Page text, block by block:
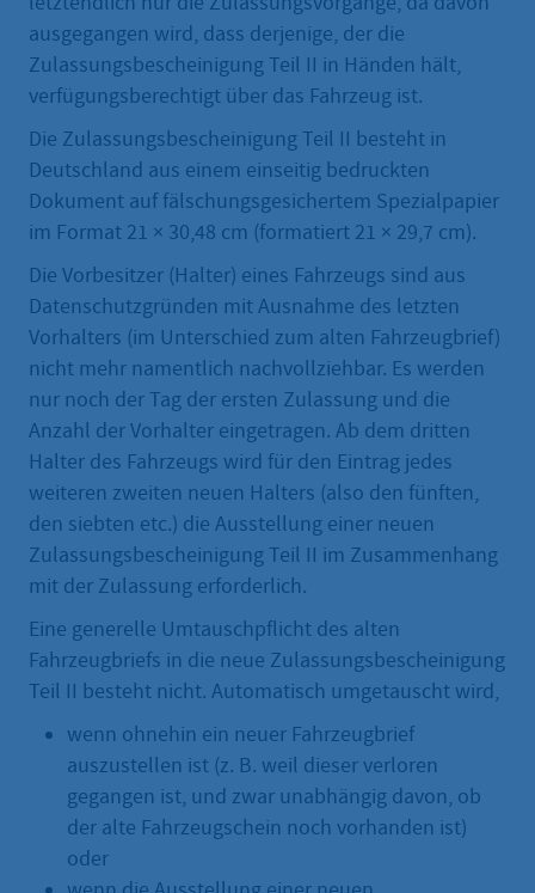
ausgegangen wird, dass derjenige, der die
Zulassungsbescheinigung Teil II in Händen hält,
verfügungsberechtigt über das Fahrzeug ist.
Die Zulassungsbescheinigung Teil II besteht in
Deutschland aus einem einseitig bedruckten
Dokument auf fälschungsgesichertem Spezialpapier
im Format 21 × 30,48 cm (formatiert 21 × 29,7 cm).
Die Vorbesitzer (Halter) eines Fahrzeugs sind aus
Datenschutzgründen mit Ausnahme des letzten
Vorhalters (im Unterschied zum alten Fahrzeugbrief)
nicht mehr namentlich nachvollziehbar. Es werden
nur noch der Tag der ersten Zulassung und die
Anzahl der Vorhalter eingetragen. Ab dem dritten
Halter des Fahrzeugs wird für den Eintrag jedes
weiteren zweiten neuen Halters (also den fünften,
den siebten etc.) die Ausstellung einer neuen
Zulassungsbescheinigung Teil II im Zusammenhang
mit der Zulassung erforderlich.
Eine generelle Umtauschpflicht des alten
Fahrzeugbriefs in die neue Zulassungsbescheinigung
Teil II besteht nicht. Automatisch umgetauscht wird,
wenn ohnehin ein neuer Fahrzeugbrief
auszustellen ist (z. B. weil dieser verloren
gegangen ist, und zwar unabhängig davon, ob
der alte Fahrzeugschein noch vorhanden ist)
oder